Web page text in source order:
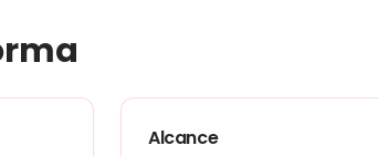
Alcance